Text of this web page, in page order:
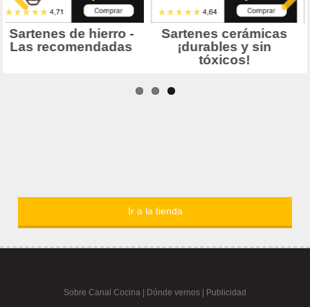
Ir a la tienda
Sobre Canal Cocina Dónde vernos | Publicidad